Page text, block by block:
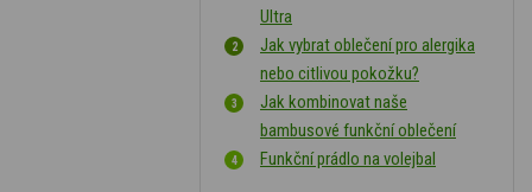
Ultra
Jak vybrat oblečení pro alergika
nebo citlivou pokožku?
Jak kombinovat naše
bambusové funkční oblečení
Funkční prádlo na volejbal